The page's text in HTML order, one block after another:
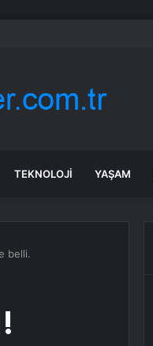
TEKNOLOJI YAŞAM
belli.